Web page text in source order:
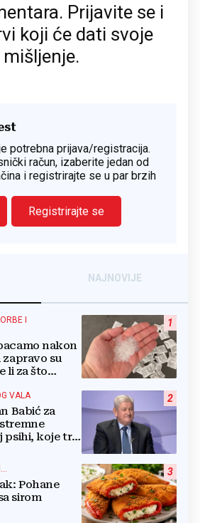
Prijavite se i
koji će dati svoje
mišljenje.
potrebna prijava/registracija.
račun, izaberite jedan od
i registrirajte se u par brzih
Registrirajte se
NAJNOVIJE
1
I
nakon
su
li za što
2
VALA
Babić za
psihi, koje tri
3
Pohane
sirom